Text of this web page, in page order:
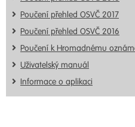
Poučení přehled OSVČ 2017
Poučení přehled OSVČ 2016
Poučení k Hromadnému
Uživatelský manuál
Informace o aplikaci